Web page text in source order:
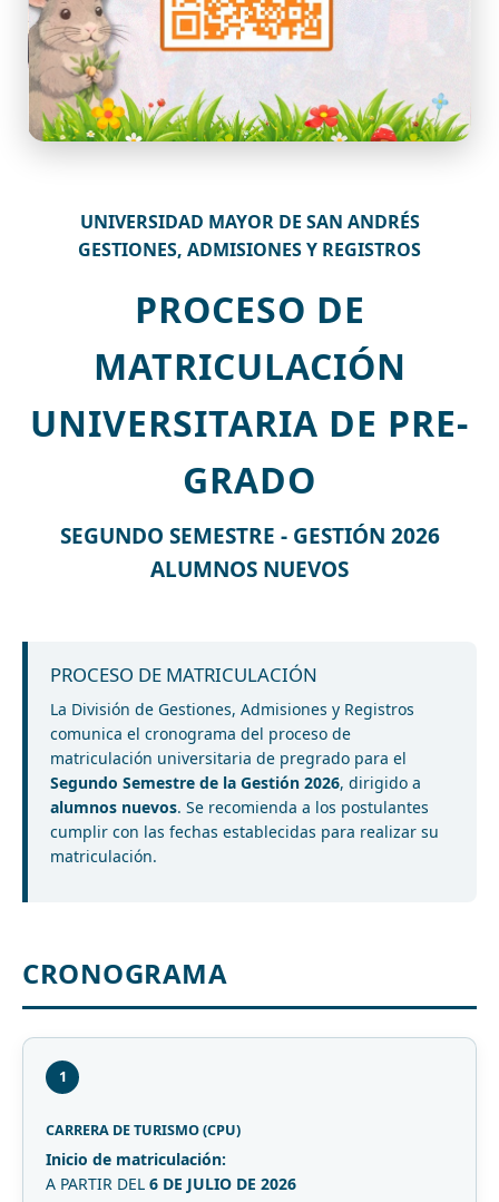
UNIVERSIDAD MAYOR DE SAN ANDRÉS
GESTIONES, ADMISIONES Y REGISTROS
PROCESO DE
MATRICULACIÓN
UNIVERSITARIA DE PRE-
GRADO
SEGUNDO SEMESTRE - GESTIÓN 2026
ALUMNOS NUEVOS
PROCESO DE MATRICULACIÓN
La División de Gestiones, Admisiones y Registros
comunica el cronograma del proceso de
matriculación universitaria de pregrado para el
Segundo Semestre de la Gestión 2026, dirigido a
alumnos nuevos. Se recomienda a los postulantes
cumplir con las fechas establecidas para realizar su
matriculación.
CRONOGRAMA
1
CARRERA DE TURISMO (CPU)
Inicio de matriculación:
A PARTIR DEL 6 DE JULIO DE 2026